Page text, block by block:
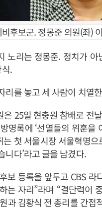
후보군. 정몽준 의원(좌)
노리는 정몽준. 정치가 아
.
리를 놓고 세 사람이 치열
25일 현충원 참배로 전
명록에 ‘선열들의 위훈
첫 서울시장 서울혁명
니다’라고 글을 남겼다.
보 등록을 앞두고 CBS
는 자리”라며 “결단력이
과 김황식 전 총리를 간접